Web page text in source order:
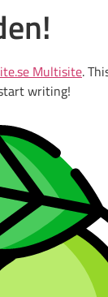
Multisite.
writing!